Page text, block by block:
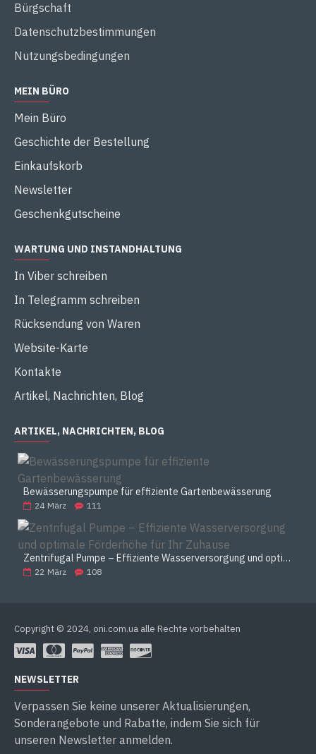
Bürgschaft
Datenschutzbestimmungen
Nutzungsbedingungen
MEIN BÜRO
Mein Büro
Geschichte der Bestellung
Einkaufskorb
Newsletter
Geschenkgutscheine
WARTUNG UND INSTANDHALTUNG
In Viber schreiben
In Telegramm schreiben
Rücksendung von Waren
Website-Karte
Kontakte
Artikel, Nachrichten, Blog
ARTIKEL, NACHRICHTEN, BLOG
Bewässerungspumpe für effiziente Gartenbewässerung
24 März 111
Zentrifugal Pumpe – Effiziente Wasserversorgung und optimale Förderhöhe für Ihr Zuhause
22 März 108
Copyright © 2024, oni.com.ua alle Rechte vorbehalten
NEWSLETTER
Verpassen Sie keine unserer Aktualisierungen,
Sonderangebote und Rabatte, indem Sie sich für
unseren Newsletter anmelden.